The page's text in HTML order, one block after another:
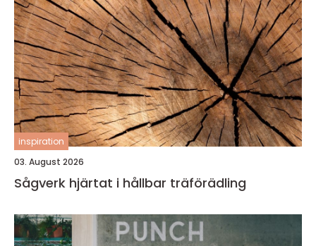
inspiration
03. August 2026
Sågverk hjärtat i hållbar träförädling